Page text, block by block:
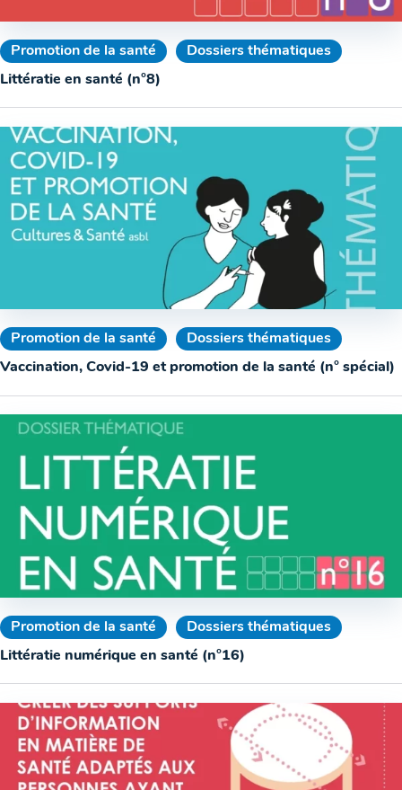
Promotion de la santé
Dossiers thématiques
Littératie en santé (n°8)
Promotion de la santé
Dossiers thématiques
Vaccination, Covid-19 et promotion de la santé (n° spécial)
Promotion de la santé
Dossiers thématiques
Littératie numérique en santé (n°16)